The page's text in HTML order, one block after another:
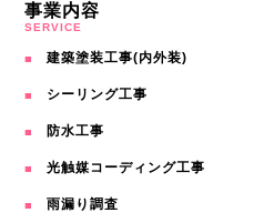
事業内容
SERVICE
建築塗装工事(内外装)
シーリング工事
防水工事
光触媒コーディング工事
雨漏り調査